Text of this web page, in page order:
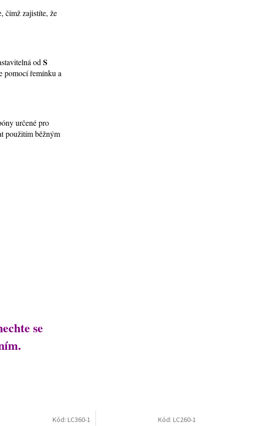
Kód:LC360-1 Kód: LC260-1
čímž zajistíte, že
od S
pomocí řemínku a
určené pro
použitím běžným
se